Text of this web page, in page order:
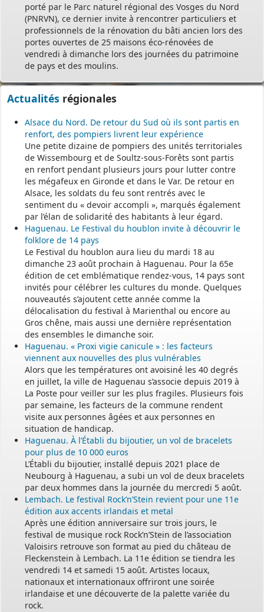
porté par le Parc naturel régional des Vosges du Nord
(PNRVN), ce dernier invite à rencontrer particuliers et
professionnels de la rénovation du bâti ancien lors des
portes ouvertes de 25 maisons éco-rénovées de
vendredi à dimanche lors des journées du patrimoine
de pays et des moulins.
Actualités régionales
Alsace du Nord. De retour du Sud où ils sont partis en
renfort, des pompiers livrent leur expérience
Une petite dizaine de pompiers des unités territoriales
de Wissembourg et de Soultz-sous-Forêts sont partis
en renfort pendant plusieurs jours pour lutter contre
les mégafeux en Gironde et dans le Var. De retour en
Alsace, les soldats du feu sont rentrés avec le
sentiment du « devoir accompli », marqués également
par l’élan de solidarité des habitants à leur égard.
Haguenau. Le Festival du houblon invite à découvrir le
folklore de 14 pays
Le Festival du houblon aura lieu du mardi 18 au
dimanche 23 août prochain à Haguenau. Pour la 65e
édition de cet emblématique rendez-vous, 14 pays sont
invités pour célébrer les cultures du monde. Quelques
nouveautés s’ajoutent cette année comme la
délocalisation du festival à Marienthal ou encore au
Gros chêne, mais aussi une dernière représentation
des ensembles le dimanche soir.
Haguenau. « Proxi vigie canicule » : les facteurs
viennent aux nouvelles des plus vulnérables
Alors que les températures ont avoisiné les 40 degrés
en juillet, la ville de Haguenau s’associe depuis 2019 à
La Poste pour veiller sur les plus fragiles. Plusieurs fois
par semaine, les facteurs de la commune rendent
visite aux personnes âgées et aux personnes en
situation de handicap.
Haguenau. À l’Établi du bijoutier, un vol de bracelets
pour plus de 10 000 euros
L’Établi du bijoutier, installé depuis 2021 place de
Neubourg à Haguenau, a subi un vol de deux bracelets
par deux hommes dans la journée du mercredi 5 août.
Lembach. Le festival Rock’n’Stein revient pour une 11e
édition aux accents irlandais et metal
Après une édition anniversaire sur trois jours, le
festival de musique rock Rock’n’Stein de l’association
Valoisirs retrouve son format au pied du château de
Fleckenstein à Lembach. La 11e édition se tiendra les
vendredi 14 et samedi 15 août. Artistes locaux,
nationaux et internationaux offriront une soirée
irlandaise et une découverte de la palette variée du
rock.